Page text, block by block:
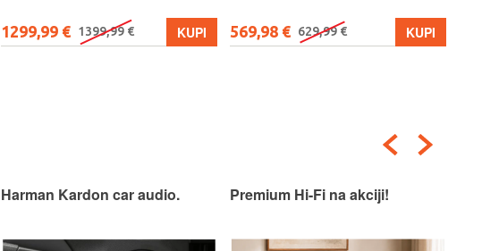
1299,99 € 1399,99 € KUPI 569,98 € 629,99 € KUPI
Harman Kardon car audio. Premium Hi-Fi na akciji!